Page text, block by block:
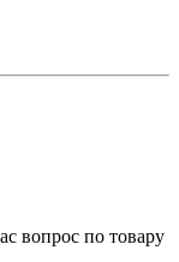
вопрос по товару